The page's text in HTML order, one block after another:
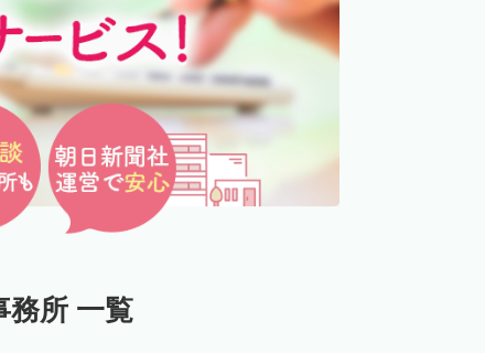
務所 一覧